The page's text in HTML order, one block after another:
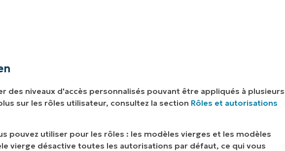
des niveaux d'accès personnalisés pouvant être appliqués à plusieurs
sur les rôles utilisateur, consultez la section Rôles et autorisations
pouvez utiliser pour les rôles : les modèles vierges et les modèles
vierge désactive toutes les autorisations par défaut, ce qui vous